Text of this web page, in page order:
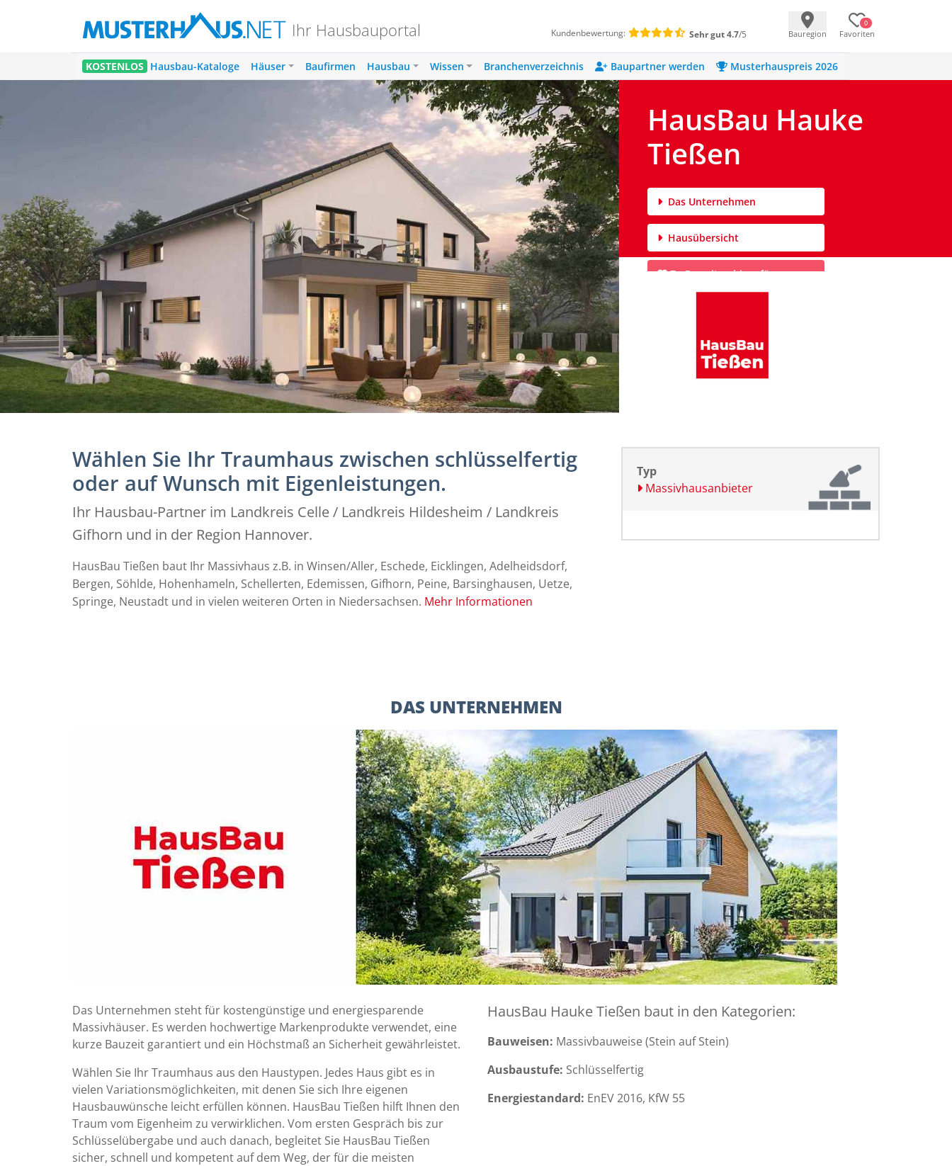
Ihr Hausbauportal Kundenbewertung: Sehr gut4.7/5 Bauregion
0
Favoriten
KOSTENLOS Hausbau-Kataloge Häuser Baufirmen Hausbau Wissen Branchenverzeichnis Baupartner werden Musterhauspreis 2026
HausBau Hauke
Tießen
Das Unternehmen
Hausübersicht
Zu Favoriten hinzufügen
Wählen Sie Ihr Traumhaus zwischen schlüsselfertig
oder auf Wunsch mit Eigenleistungen.
Ihr Hausbau-Partner im Landkreis Celle / Landkreis Hildesheim / Landkreis
Gifhorn und in der Region Hannover.
HausBau Tießen baut Ihr Massivhaus z.B. in Winsen/Aller, Eschede, Eicklingen, Adelheidsdorf,
Bergen, Söhlde, Hohenhameln, Schellerten, Edemissen, Gifhorn, Peine, Barsinghausen, Uetze,
Springe, Neustadt und in vielen weiteren Orten in Niedersachsen. Mehr Informationen
Typ
Massivhausanbieter
DAS UNTERNEHMEN
Das Unternehmen steht für kostengünstige und energiesparende
Massivhäuser. Es werden hochwertige Markenprodukte verwendet, eine
kurze Bauzeit garantiert und ein Höchstmaß an Sicherheit gewährleistet.
Wählen Sie Ihr Traumhaus aus den Haustypen. Jedes Haus gibt es in
vielen Variationsmöglichkeiten, mit denen Sie sich Ihre eigenen
Hausbauwünsche leicht erfüllen können. HausBau Tießen hilft Ihnen den
Traum vom Eigenheim zu verwirklichen. Vom ersten Gespräch bis zur
Schlüsselübergabe und auch danach, begleitet Sie HausBau Tießen
sicher, schnell und kompetent auf dem Weg, der für die meisten
HausBau Hauke Tießen baut in den Kategorien:
Bauweisen: Massivbauweise (Stein auf Stein)
Ausbaustufe: Schlüsselfertig
Energiestandard: EnEV 2016, KfW 55